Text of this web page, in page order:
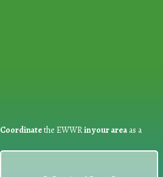
Coordinatethe EWWRin your areaas a